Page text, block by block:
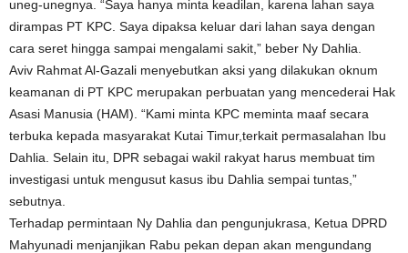
uneg-unegnya. “Saya hanya minta keadilan, karena lahan saya
dirampas PT KPC. Saya dipaksa keluar dari lahan saya dengan
cara seret hingga sampai mengalami sakit,” beber Ny Dahlia.
Aviv Rahmat Al-Gazali menyebutkan aksi yang dilakukan oknum
keamanan di PT KPC merupakan perbuatan yang mencederai Hak
Asasi Manusia (HAM). “Kami minta KPC meminta maaf secara
terbuka kepada masyarakat Kutai Timur,terkait permasalahan Ibu
Dahlia. Selain itu, DPR sebagai wakil rakyat harus membuat tim
investigasi untuk mengusut kasus ibu Dahlia sempai tuntas,”
sebutnya.
Terhadap permintaan Ny Dahlia dan pengunjukrasa, Ketua DPRD
Mahyunadi menjanjikan Rabu pekan depan akan mengundang